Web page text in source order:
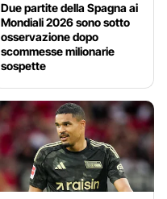
Due partite della Spagna ai
Mondiali 2026 sono sotto
osservazione dopo
scommesse milionarie
sospette